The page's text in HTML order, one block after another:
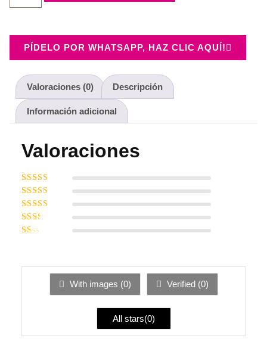
PÍDELO POR WHATSAPP, HAZ CLIC AQUÍ!
Valoraciones (0) Descripción
Información adicional
Valoraciones
Valorado con
Valorado
Valorado
de 5
Valorado
de
With images (0) Verified (0)
All stars(0)